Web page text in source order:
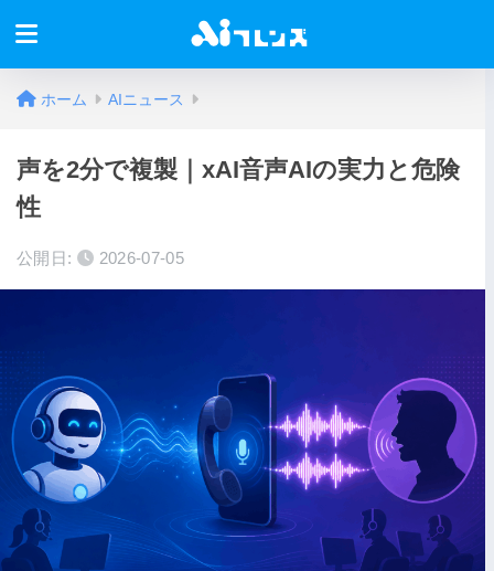
ホーム AIニュース
声を2分で複製｜xAI音声AIの実力と危険
性
公開日: 2026-07-05